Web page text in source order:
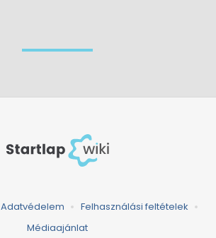
Adatvédelem
Felhasználási feltételek
Médiaajánlat